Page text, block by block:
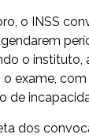
o INSS
o instituto,
exame, com
de
dos